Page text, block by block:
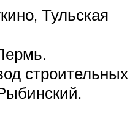
Тульская
строительных